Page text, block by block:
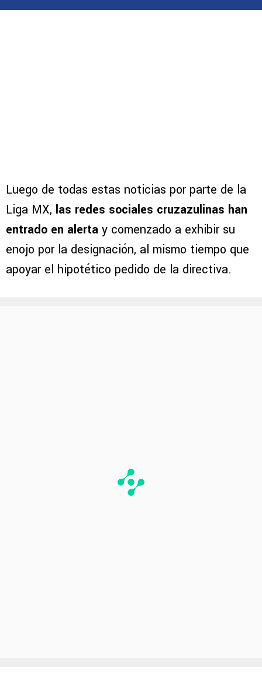
Luego de todas estas noticias por parte de la
Liga MX, las redes sociales cruzazulinas han
entrado en alerta y comenzado a exhibir su
enojo por la designación, al mismo tiempo que
apoyar el hipotético pedido de la directiva.